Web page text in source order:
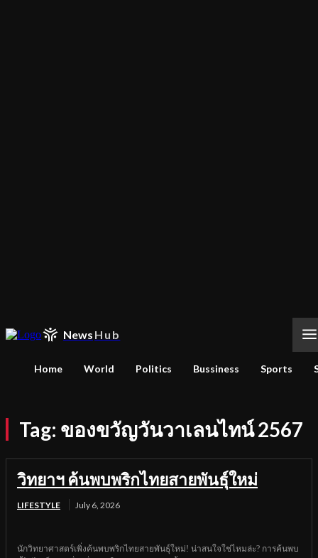
News Hub
Home World Politics Bussiness Sports
Tag: ของขวัญวันวาเลนไทน์ 2567
วิทยาฯ ค้นพบพริกไทยสายพันธุ์ใหม่
LIFESTYLE July 6, 2026
นักวิทยาศาสตร์เพิ่งค้นพบพริกไทยสายพันธุ์ใหม่! น่าสนใจใช่ไหมล่ะ? การค้นพบ